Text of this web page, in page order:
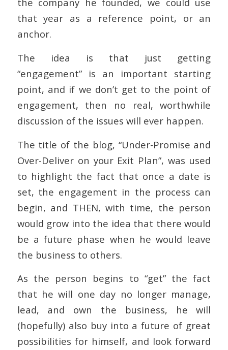
that year as a reference point, or an
anchor.
The idea is that just getting
“engagement” is an important starting
point, and if we don’t get to the point of
engagement, then no real, worthwhile
discussion of the issues will ever happen.
The title of the blog, “Under-Promise and
Over-Deliver on your Exit Plan”, was used
to highlight the fact that once a date is
set, the engagement in the process can
begin, and THEN, with time, the person
would grow into the idea that there would
be a future phase when he would leave
the business to others.
As the person begins to “get” the fact
that he will one day no longer manage,
lead, and own the business, he will
(hopefully) also buy into a future of great
possibilities for himself, and look forward